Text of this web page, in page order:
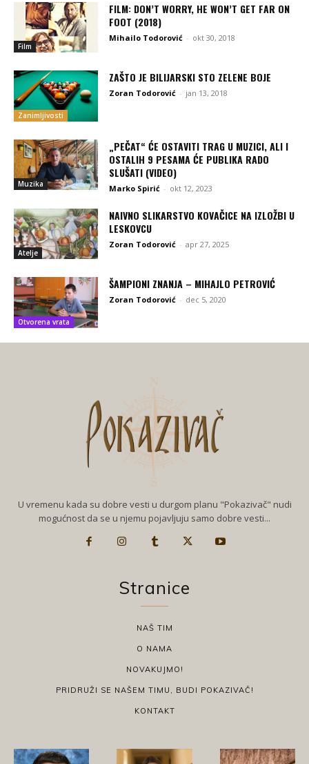
Film
FILM: DON’T WORRY, HE WON’T GET FAR ON
FOOT (2018)
Mihailo Todorović - okt 30, 2018
Zanimljivosti
ZAŠTO JE BILIJARSKI STO ZELENE BOJE
Zoran Todorović - jan 13, 2018
Muzika
„PEČAT“ ĆE OSTAVITI TRAG U MUZICI, ALI I
OSTALIH 9 PESAMA ĆE PUBLIKA RADO
SLUŠATI (VIDEO)
Marko Spirić - okt 12, 2023
Atelje
NAIVNO SLIKARSTVO KOVAČICE NA IZLOŽBI U
LESKOVCU
Zoran Todorović - apr 27, 2025
Otvorena vrata
ŠAMPIONI ZNANJA – MIHAJLO PETROVIĆ
Zoran Todorović - dec 5, 2020
U vremenu kada su dobre vesti u durgom planu "Pokazivač" nudi
mogućnost da se u njemu pojavljuju samo dobre vesti...
Stranice
NAŠ TIM
O NAMA
NOVAKUJMO!
PRIDRUŽI SE NAŠEM TIMU, BUDI POKAZIVAČ!
KONTAKT